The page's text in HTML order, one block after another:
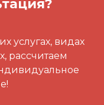
услугах, видах
рассчитаем